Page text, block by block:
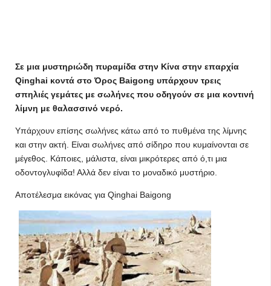
Σε μια μυστηριώδη πυραμίδα στην Κίνα στην επαρχία
Qinghai κοντά στο Όρος Baigong υπάρχουν τρεις
σπηλιές γεμάτες με σωλήνες που οδηγούν σε μια κοντινή
λίμνη με θαλασσινό νερό.
Υπάρχουν επίσης σωλήνες κάτω από το πυθμένα της λίμνης
και στην ακτή. Είναι σωλήνες από σίδηρο που κυμαίνονται σε
μέγεθος. Κάποιες, μάλιστα, είναι μικρότερες από ό,τι μια
οδοντογλυφίδα! Αλλά δεν είναι το μοναδικό μυστήριο.
Αποτέλεσμα εικόνας για Qinghai Baigong